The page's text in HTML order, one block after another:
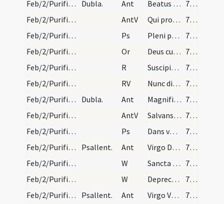
Feb/2/Purificatio BMV/V2/Office Propers/2
Dubla. Ant Beatus ille
712 (109)
Feb/2/Purificatio BMV/V2/Office Propers/2
AntV Qui pro salute
712 (109)
Feb/2/Purificatio BMV/V2/Office Propers/2
Ps Pleni panibus
712 (109)
Feb/2/Purificatio BMV/V2/Office Propers/2
Or Deus cuius hodierna die Unigenitus tuus in nostra carne ... securi videamus.
712 (109)
Feb/2/Purificatio BMV/V2/Office Propers/3
R Suscipiens Iesum
712 (109)
Feb/2/Purificatio BMV/V2/Office Propers/3
RV Nunc dimittis
712 (109)
Feb/2/Purificatio BMV/V2/Office Propers/3
Dubla. Ant Magnificamus te
712 (109)
Feb/2/Purificatio BMV/V2/Office Propers/3
AntV Salvans omnes
712 (109)
Feb/2/Purificatio BMV/V2/Office Propers/3
Ps Dans votum
712 (109)
Feb/2/Purificatio BMV/V2/Office Propers/4
Psallent. Ant Virgo Dei Genitrix
712 (109)
Feb/2/Purificatio BMV/V2/Office Propers/1
W Sancta Dei Genitrix
712 (109)
Feb/2/Purificatio BMV/V2/Office Propers/2
W Deprecare pro nobis
712 (109)
Feb/2/Purificatio BMV/V2/Office Propers/5
Psallent. Ant Virgo Verbum concepit 712 (109)